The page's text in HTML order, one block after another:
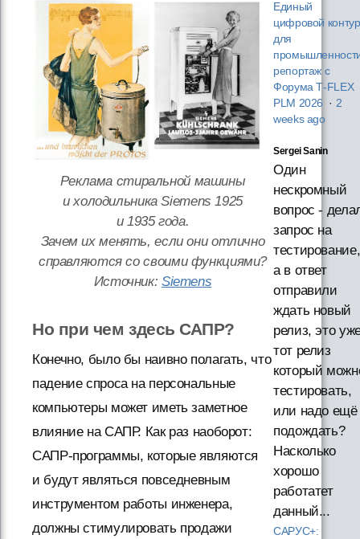
Реклама стиральной машины
и холодильника Siemens 1925
и 1935 года.
Зачем их менять, если они отлично
справляются со своими функциями?
Источник: Siemens
Но при чем здесь САПР?
Конечно, было бы наивно полагать, что
падение спроса на персональные
компьютеры может иметь заметное
влияние на САПР. Как раз наоборот:
САПР-программы, которые являются
и будут являться повседневным
инструментом работы инженера,
должны стимулировать продажи
Единый
цифровой контур
для
репортаж с
Форума T‑FLEX
PLM 2026 · 2
weeks ago
Sergei Sanin
Один
нескромный
вопрос -
запрос на
тестирование,
а в ответ
отправили
ждать новый
релиз, это
тот релиз
который
тестировать,
или надо ещё
подождать?
Насколько
хорошо
работатет
данный...
САРУС+: